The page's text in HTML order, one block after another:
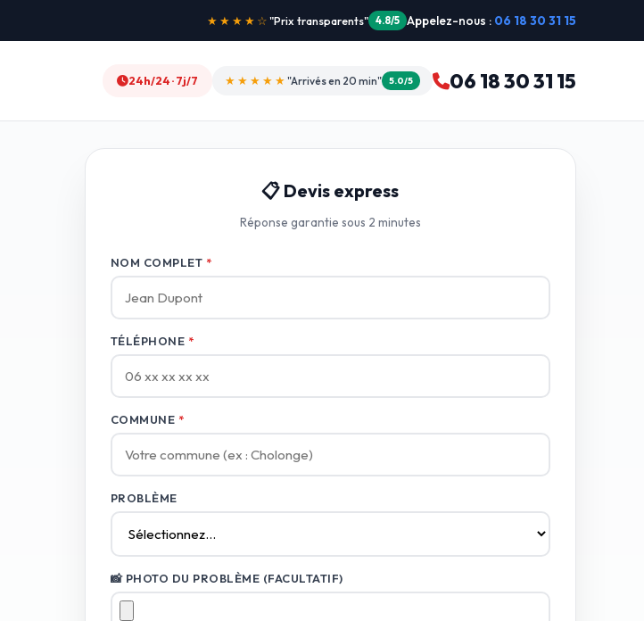
★★★★★ "Intervention dimanche" 5.0/5 Appelez-nous : 06 18 30 31 15
24h/24 · 7j/7 ★★★★★ "Arrivés en 20 min" 5.0/5 06 18 30 31 15
📋 Devis express
Réponse garantie sous 2 minutes
NOM COMPLET *
TÉLÉPHONE *
COMMUNE *
PROBLÈME
📸 PHOTO DU PROBLÈME (FACULTATIF)